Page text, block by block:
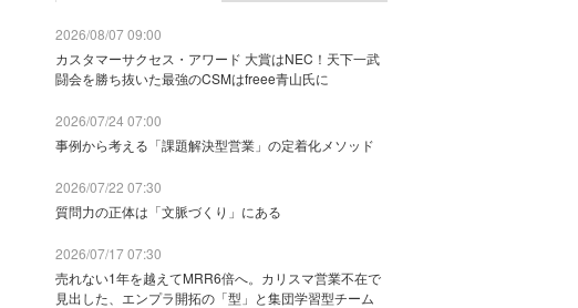
2026/08/07 09:00
カスタマーサクセス・アワード 大賞はNEC！天下一武
闘会を勝ち抜いた最強のCSMはfreee青山氏に
2026/07/24 07:00
事例から考える「課題解決型営業」の定着化メソッド
2026/07/22 07:30
質問力の正体は「文脈づくり」にある
2026/07/17 07:30
売れない1年を越えてMRR6倍へ。カリスマ営業不在で
見出した、エンプラ開拓の「型」と集団学習型チーム